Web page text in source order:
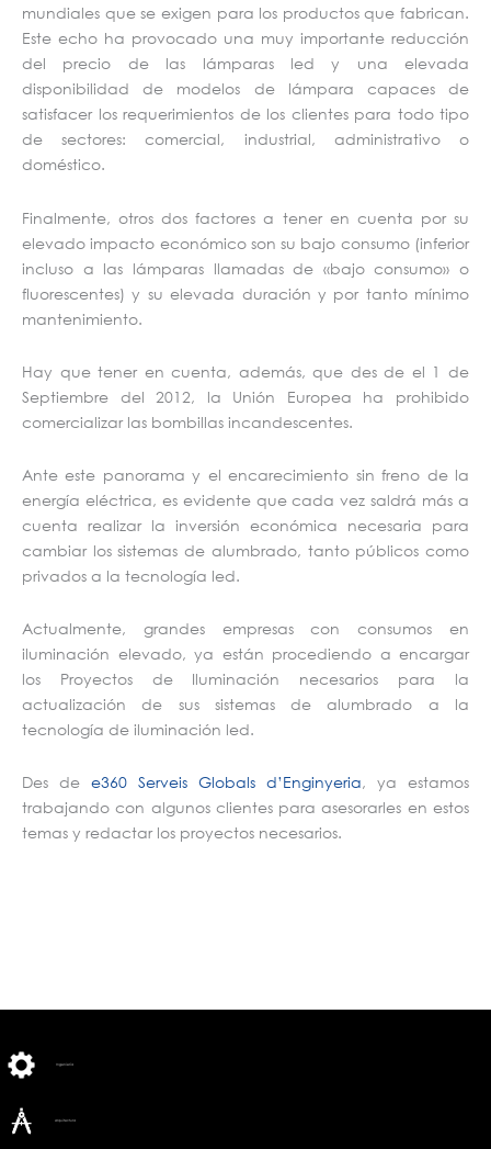
mundiales que se exigen para los productos que fabrican.
Este echo ha provocado una muy importante reducción
del precio de las lámparas led y una elevada
disponibilidad de modelos de lámpara capaces de
satisfacer los requerimientos de los clientes para todo tipo
de sectores: comercial, industrial, administrativo o
doméstico.
Finalmente, otros dos factores a tener en cuenta por su
elevado impacto económico son su bajo consumo (inferior
incluso a las lámparas llamadas de «bajo consumo» o
fluorescentes) y su elevada duración y por tanto mínimo
mantenimiento.
Hay que tener en cuenta, además, que des de el 1 de
Septiembre del 2012, la Unión Europea ha prohibido
comercializar las bombillas incandescentes.
Ante este panorama y el encarecimiento sin freno de la
energía eléctrica, es evidente que cada vez saldrá más a
cuenta realizar la inversión económica necesaria para
cambiar los sistemas de alumbrado, tanto públicos como
privados a la tecnología led.
Actualmente, grandes empresas con consumos en
iluminación elevado, ya están procediendo a encargar
los Proyectos de Iluminación necesarios para la
actualización de sus sistemas de alumbrado a la
tecnología de iluminación led.
Des de e360 Serveis Globals d’Enginyeria, ya estamos
trabajando con algunos clientes para asesorarles en estos
temas y redactar los proyectos necesarios.
Ingeniería
Arquitectura